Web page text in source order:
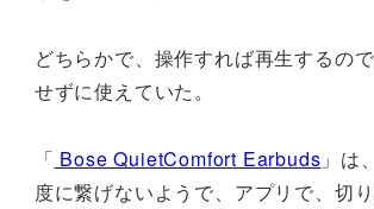
どちらかで、操作すれば再生するの
せずに使えていた。
「 Bose QuietComfort Earbuds 」は
度に繋げないようで、アプリで、切